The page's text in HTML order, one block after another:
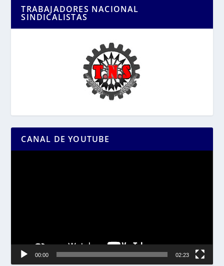
TRABAJADORES NACIONAL
SINDICALISTAS
CANAL DE YOUTUBE
00:00 02:23